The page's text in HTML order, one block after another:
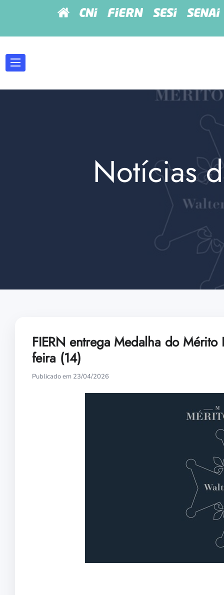
Notícias
FIERN entrega Medalha do
feira (14)
Publicado em 23/04/2026